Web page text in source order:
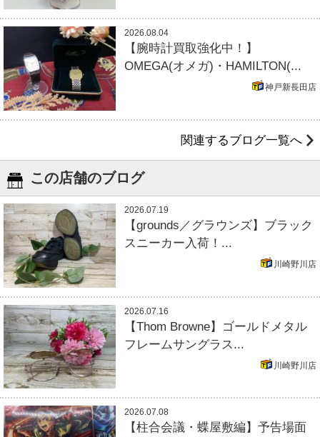
2026.08.04
【腕時計買取強化中！】
OMEGA(オメガ)・HAMILTON(...
神戸新長田店
関連するブログ一覧へ
この店舗のブログ
2026.07.19
【grounds／グラウンズ】ブラック
スニーカー入荷！...
川崎野川店
2026.07.16
【Thom Browne】ゴールドメタル
フレームサングラス...
川崎野川店
2026.07.08
【柱合会議・蝶屋敷編】予告場面